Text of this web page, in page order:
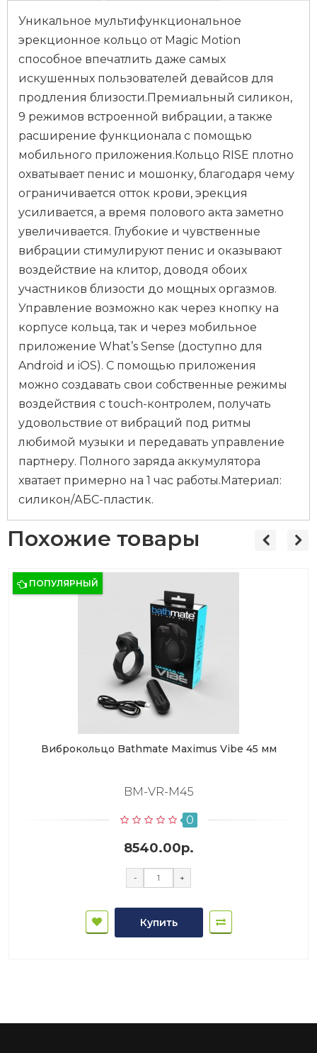
Уникальное мультифункциональное
эрекционное кольцо от Magic Motion
способное впечатлить даже самых
искушенных пользователей девайсов для
продления близости.Премиальный силикон,
9 режимов встроенной вибрации, а также
расширение функционала с помощью
мобильного приложения.Кольцо RISE плотно
охватывает пенис и мошонку, благодаря чему
ограничивается отток крови, эрекция
усиливается, а время полового акта заметно
увеличивается. Глубокие и чувственные
вибрации стимулируют пенис и оказывают
воздействие на клитор, доводя обоих
участников близости до мощных оргазмов.
Управление возможно как через кнопку на
корпусе кольца, так и через мобильное
приложение What’s Sense (доступно для
Android и iOS). С помощью приложения
можно создавать свои собственные режимы
воздействия с touch-контролем, получать
удовольствие от вибраций под ритмы
любимой музыки и передавать управление
партнеру. Полного заряда аккумулятора
хватает примерно на 1 час работы.Материал:
силикон/АБС-пластик.
Похожие товары
ПОПУЛЯРНЫЙ
Виброкольцо Bathmate Maximus Vibe 45 мм
BM-VR-M45
0
8540.00р.
- +
Купить